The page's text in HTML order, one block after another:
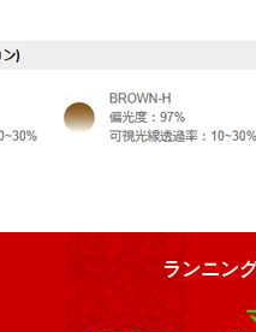
ランニン